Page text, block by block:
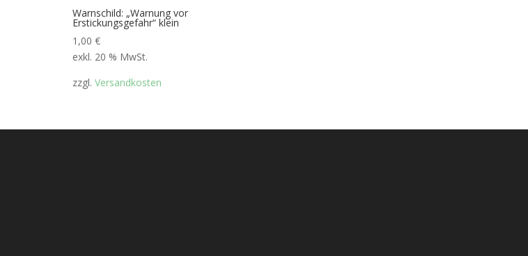
Warnschild: „Warnung vor
Erstickungsgefahr“ klein
1,00€
exkl. 20 % MwSt.
zzgl.Versandkosten